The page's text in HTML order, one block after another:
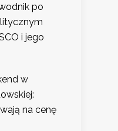
po
i jego
w
na cenę